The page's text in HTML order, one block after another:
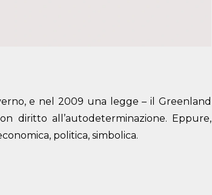
e nel 2009 una legge – il Greenland
diritto all’autodeterminazione. Eppure,
politica, simbolica.